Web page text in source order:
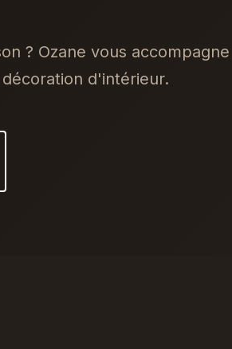
? Ozane vous accompagne
d'intérieur.